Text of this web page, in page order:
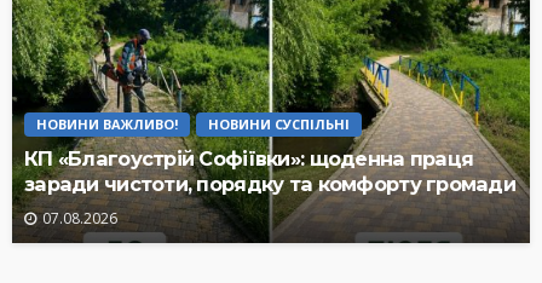
НОВИНИ ВАЖЛИВО! НОВИНИ СУСПІЛЬНІ
КП «Благоустрій Софіївки»: щоденна праця
заради чистоти, порядку та комфорту громади
07.08.2026